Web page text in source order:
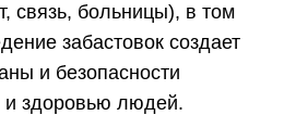
связь, больницы), в том
забастовок создает
и безопасности
и здоровью людей.